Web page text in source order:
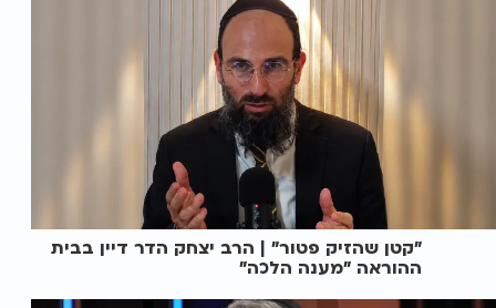
"קטן שהזיק פטור" | הרב יצחק הדר דיין בבית
ההוראה "מענה הלכה"